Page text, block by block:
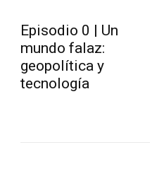
Episodio 0 | Un
mundo falaz:
geopolítica y
tecnología